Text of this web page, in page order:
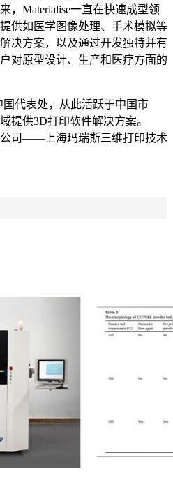
，Materialise一直在快速成型领
供如医学图像处理、手术模拟等
决方案，以及通过开发独特并有
对原型设计、生产和医疗方面的
国代表处，从此活跃于中国市
提供3D打印软件解决方案。
公司——上海玛瑞斯三维打印技术